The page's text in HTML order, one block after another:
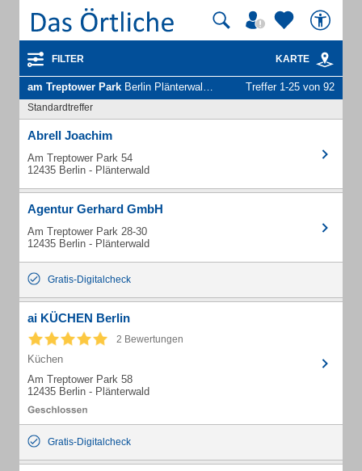
FILTER KARTE
am Treptower Park Berlin Plänterwald - Unternehmen und Personen Treffer 1-25 von 92
Standardtreffer
Abrell Joachim
Am Treptower Park 54
12435 Berlin - Plänterwald
Agentur Gerhard GmbH
Am Treptower Park 28-30
12435 Berlin - Plänterwald
Gratis-Digitalcheck
ai KÜCHEN Berlin
2 Bewertungen
Küchen
Am Treptower Park 58
12435 Berlin - Plänterwald
Gratis-Digitalcheck